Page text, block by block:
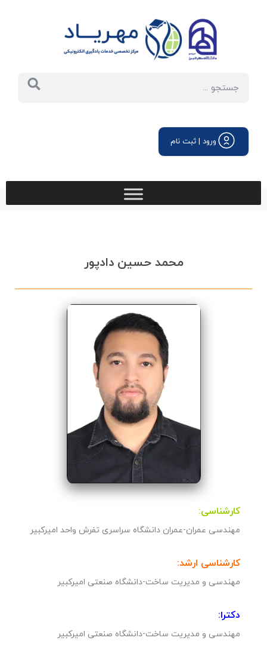
ورود | ثبت نام
محمد حسین دادپور
کارشناسی:
مهندسی عمران-عمران دانشگاه سراسری تفرش واحد امیرکبیر
کارشناسی ارشد:
مهندسی و مدیریت ساخت-دانشگاه صنعتی امیرکبیر
دکترا:
مهندسی و مدیریت ساخت-دانشگاه صنعتی امیرکبیر